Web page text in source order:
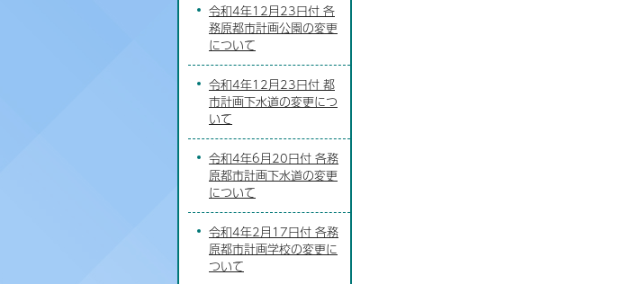
令和4年12月23日付 各
務原都市計画公園の変更
について
令和4年12月23日付 都
市計画下水道の変更につ
いて
令和4年6月20日付 各務
原都市計画下水道の変更
について
令和4年2月17日付 各務
原都市計画学校の変更に
ついて